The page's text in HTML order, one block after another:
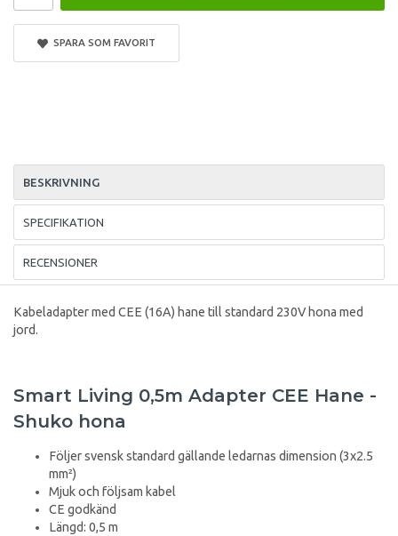
SPARA SOM FAVORIT
BESKRIVNING
SPECIFIKATION
RECENSIONER
Kabeladapter med CEE (16A) hane till standard 230V hona med
jord.
Smart Living 0,5m Adapter CEE Hane -
Shuko hona
Följer svensk standard gällande ledarnas dimension (3x2.5
mm²)
Mjuk och följsam kabel
CE godkänd
Längd: 0,5 m